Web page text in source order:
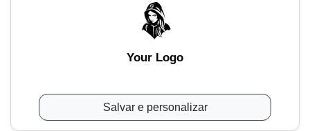
Your Logo
Salvar e personalizar